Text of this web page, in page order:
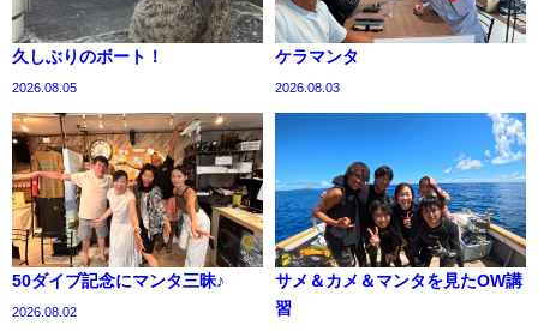
久しぶりのボート！
2026.08.05
ケラマンタ
2026.08.03
50ダイブ記念にマンタ三昧♪
2026.08.02
サメ＆カメ＆マンタを見たOW講
習